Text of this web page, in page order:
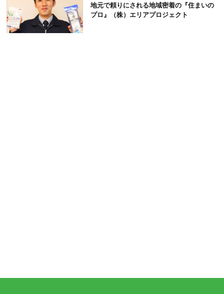
地元で頼りにされる地域密着の『住まいの
プロ』（株）エリアプロジェクト